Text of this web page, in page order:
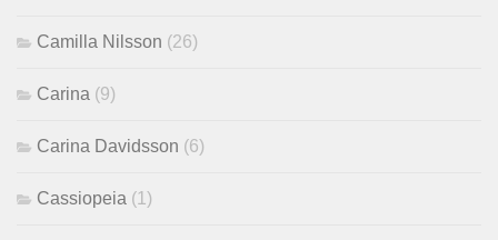
Camilla Nilsson (26)
Carina (9)
Carina Davidsson (6)
Cassiopeia (1)